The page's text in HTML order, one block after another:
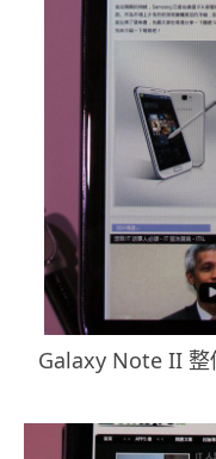
Galaxy Note II